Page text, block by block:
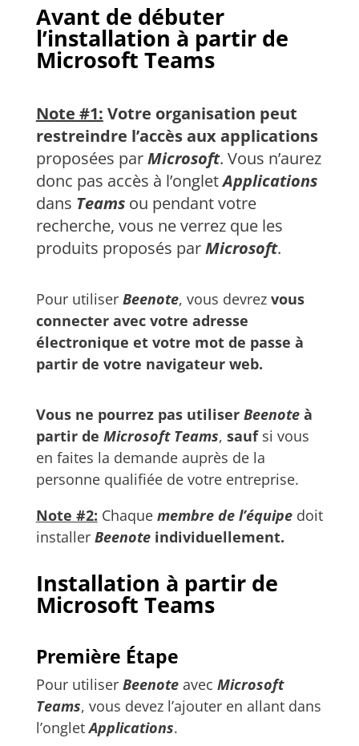
Avant de débuter
l’installation à partir de
Microsoft Teams
Note #1: Votre organisation peut
restreindre l’accès aux applications
proposées parMicrosoft. Vous n’aurez
donc pas accès à l’ongletApplications
dans Teamsou pendant votre
recherche, vous ne verrez que les
produits proposés parMicrosoft.
Pour utiliser Beenote, vous devrez vous
connecter avec votre adresse
électronique et votre mot de passe à
partir de votre navigateur web.
Vous ne pourrez pas utiliser Beenote à
partir de Microsoft Teams, saufsi vous
en faites la demande auprès de la
personne qualifiée de votre entreprise.
Note #2: Chaque membre de l’équipedoit
installer Beenoteindividuellement.
Installation à partir de
Microsoft Teams
Première Étape
Pour utiliser Beenote avec Microsoft
Teams, vous devez l’ajouter en allant dans
l’ongletApplications.